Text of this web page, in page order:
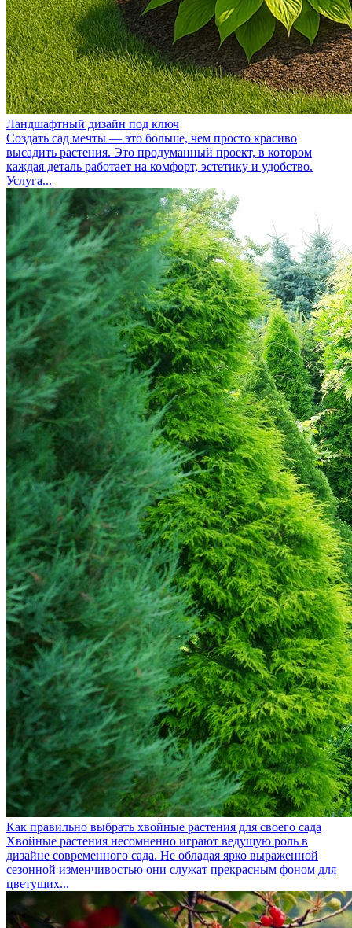
Ландшафтный дизайн под ключ
Создать сад мечты — это больше, чем просто красиво
высадить растения. Это продуманный проект, в котором
каждая деталь работает на комфорт, эстетику и удобство.
Услуга...
Как правильно выбрать хвойные растения для своего сада
Хвойные растения несомненно играют ведущую роль в
дизайне современного сада. Не обладая ярко выраженной
сезонной изменчивостью они служат прекрасным фоном для
цветущих...